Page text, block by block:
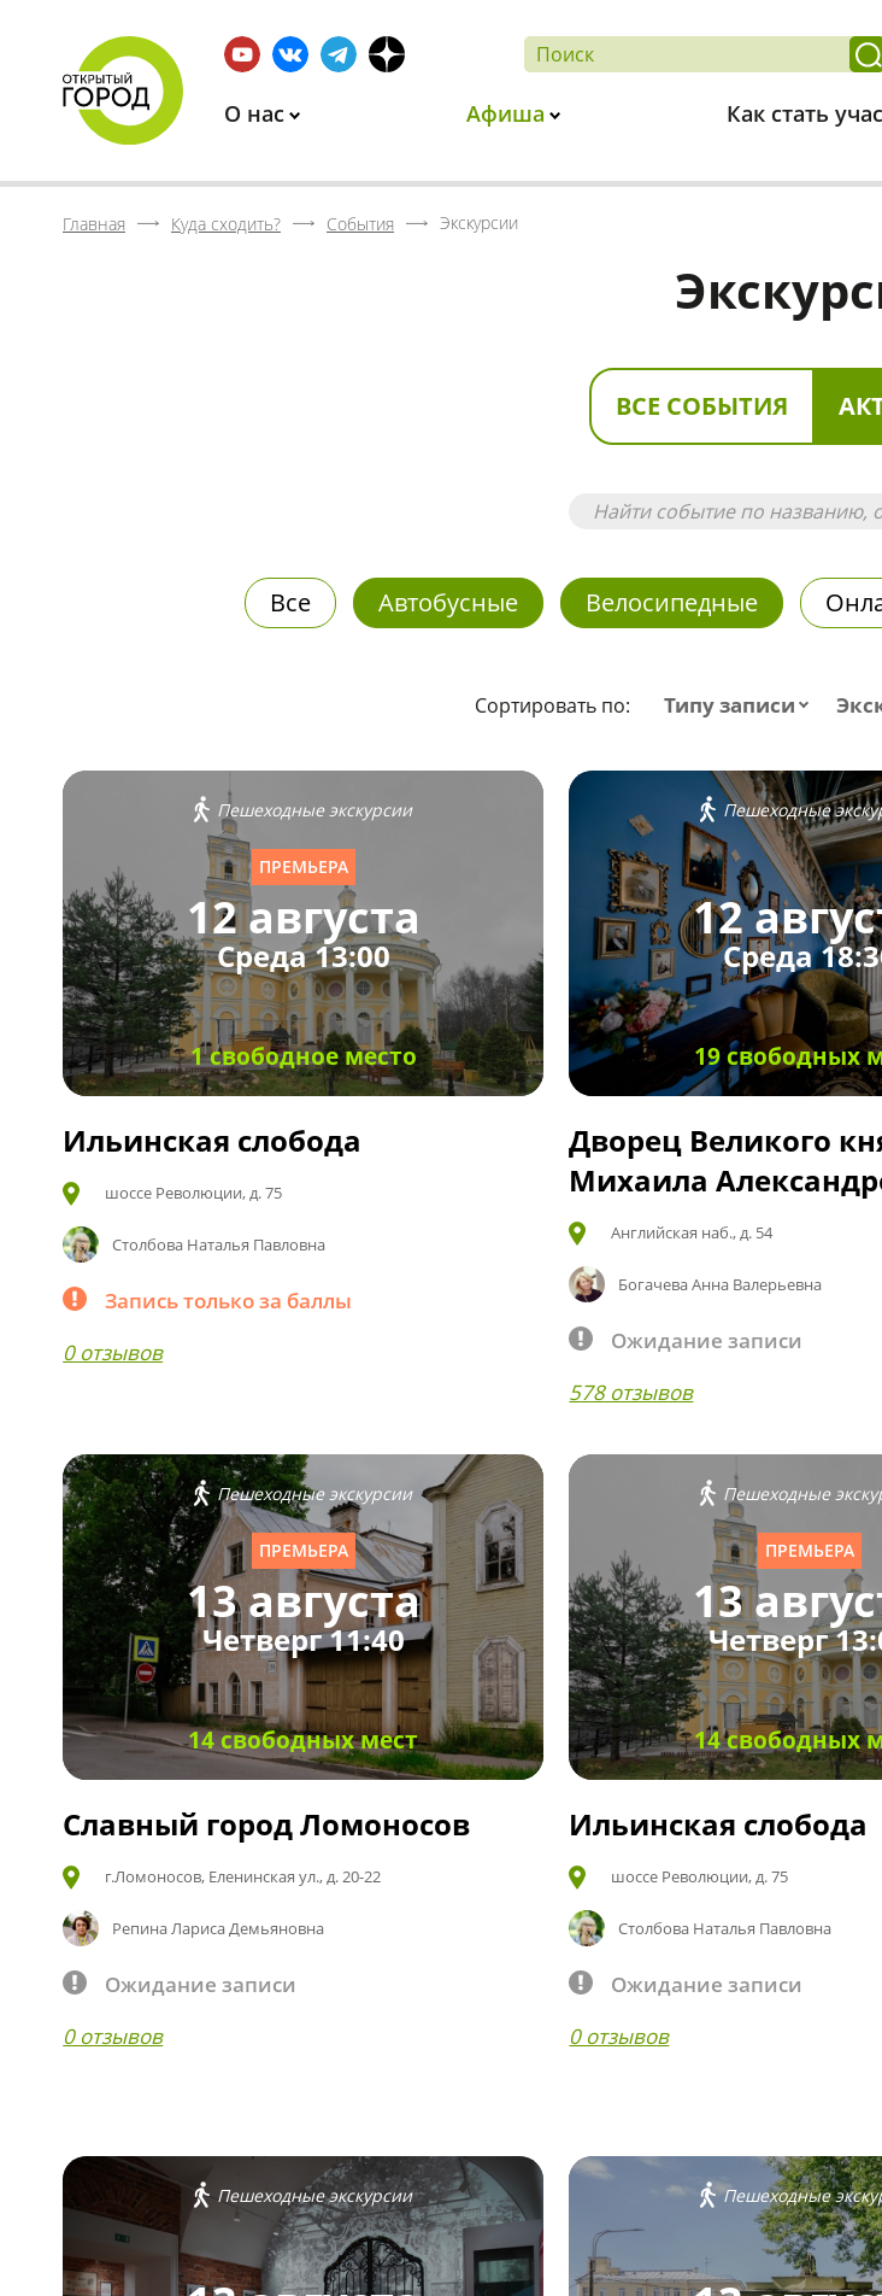
О нас Афиша Как стать
Главная Куда сходить? События Экскурсии
ВСЕ СОБЫТИЯ
Все Автобусные Велосипедные
Сортировать по: Типу записи
Пешеходные экскурсии
ПРЕМЬЕРА
12 августа
Среда 13:00
1 свободное место
Ильинская слобода
шоссе Революции, д. 75
Столбова Наталья Павловна
Запись только за баллы
0 отзывов
Пешеходные
12
Среда
19 свободных
Дворец Великого
Михаила
Английская наб., д. 54
Богачева Анна Валерьевна
Ожидание записи
578 отзывов
Пешеходные экскурсии
ПРЕМЬЕРА
13 августа
Четверг 11:40
14 свободных мест
Славный город Ломоносов
г.Ломоносов, Еленинская ул., д. 20-22
Репина Лариса Демьяновна
Ожидание записи
0 отзывов
Пешеходные
ПРЕМЬЕРА
13
Четверг
14 свободных
Ильинская слобода
шоссе Революции, д. 75
Столбова Наталья Павловна
Ожидание записи
0 отзывов
Пешеходные экскурсии Пешеходные